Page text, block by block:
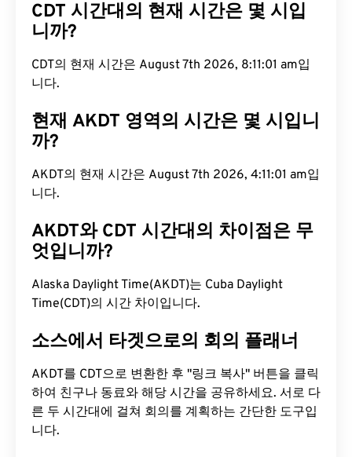
CDT 시간대의 현재 시간은 몇 시입
니까?
CDT의 현재 시간은 August 7th 2026, 8:11:02 am입
니다.
현재 AKDT 영역의 시간은 몇 시입니
까?
AKDT의 현재 시간은 August 7th 2026, 4:11:02 am
입니다.
AKDT와 CDT 시간대의 차이점은 무
엇입니까?
Alaska Daylight Time(AKDT)는 Cuba Daylight
Time(CDT)의 시간 차이입니다.
소스에서 타겟으로의 회의 플래너
AKDT를 CDT으로 변환한 후 "링크 복사" 버튼을 클릭
하여 친구나 동료와 해당 시간을 공유하세요. 서로 다
른 두 시간대에 걸쳐 회의를 계획하는 간단한 도구입
니다.